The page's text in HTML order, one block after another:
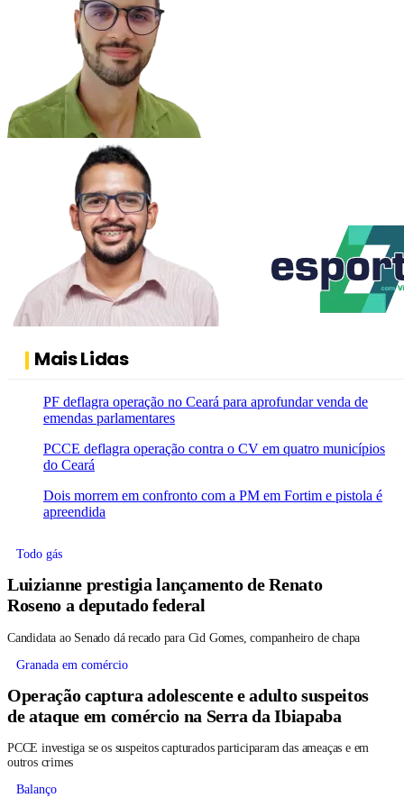
Mais Lidas
PF deflagra operação no Ceará para aprofundar venda de
emendas parlamentares
PCCE deflagra operação contra o CV em quatro municípios
do Ceará
Dois morrem em confronto com a PM em Fortim e pistola é
apreendida
Todo gás
Luizianne prestigia lançamento de Renato
Roseno a deputado federal
Candidata ao Senado dá recado para Cid Gomes, companheiro de chapa
Granada em comércio
Operação captura adolescente e adulto suspeitos
de ataque em comércio na Serra da Ibiapaba
PCCE investiga se os suspeitos capturados participaram das ameaças e em
outros crimes
Balanço